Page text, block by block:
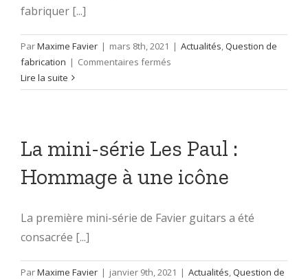
fabriquer [...]
ParMaxime Favier | mars 8th, 2021 | Actualités,Question de
fabrication | Commentaires fermés
ce
série”
chez
Favier
Guitars
Lire la suite
La mini-série Les Paul :
Hommage à une icône
La première mini-série de Favier guitars a été
consacrée [...]
ParMaxime Favier | janvier 9th, 2021 | Actualités,Question de